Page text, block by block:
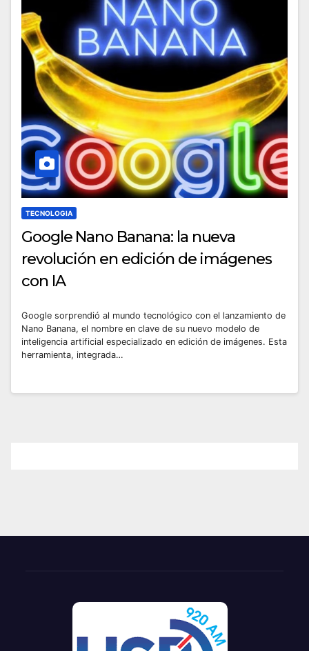
TECNOLOGIA
Google Nano Banana: la nueva
revolución en edición de imágenes
con IA
Google sorprendió al mundo tecnológico con el lanzamiento de
Nano Banana, el nombre en clave de su nuevo modelo de
inteligencia artificial especializado en edición de imágenes. Esta
herramienta, integrada…